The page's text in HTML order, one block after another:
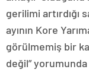
gerilimi artırdığı
ayının Kore
görülmemiş bir
değil”